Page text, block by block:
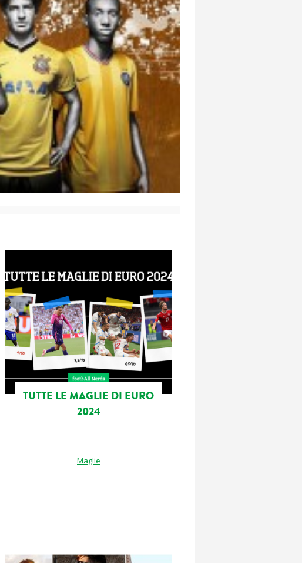
TUTTE LE MAGLIE DI EURO
2024
Maglie